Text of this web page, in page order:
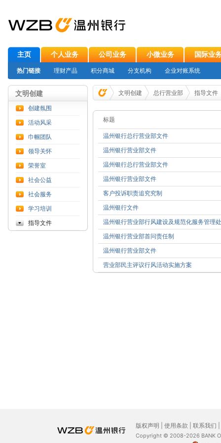
主页 个人业务 公司业务 小微业务 国际业
热门链接 理财产品 积分商城 分支机构 企业对账系统
文明创建
创建氛围
活动风采
巾帼团队
领导关怀
荣誉室
社会公益
社会服务
学习培训
指导文件
文明创建 总行营业部 指导文件
标题
温州银行总行营业部文件
温州银行营业部文件
温州银行总行营业部文件
温州银行营业部文件
客户投诉职责追究究制
温州银行文件
温州银行营业部行风建设及规范化服务管理
温州银行营业部首问责任制
温州银行营业部文件
营业部民主评议行风活动实施方案
版权声明 使用条款 联系我们
Copyright © 2008-2026 BANK